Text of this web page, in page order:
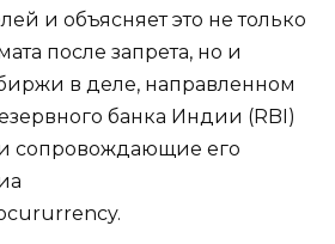
и объясняет это не только
после запрета, но и
в деле, направленном
банка Индии (RBI)
сопровождающие его